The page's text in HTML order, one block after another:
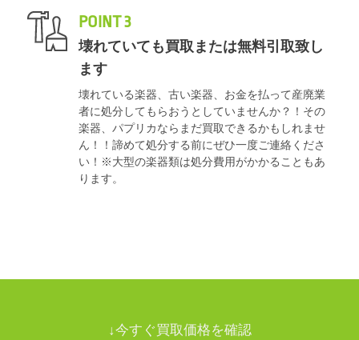
POINT 3
壊れていても買取または無料引取致し
ます
壊れている楽器、古い楽器、お金を払って産廃業
者に処分してもらおうとしていませんか？！その
楽器、パプリカならまだ買取できるかもしれませ
ん！！諦めて処分する前にぜひ一度ご連絡くださ
い！※大型の楽器類は処分費用がかかることもあ
ります。
↓今すぐ買取価格を確認